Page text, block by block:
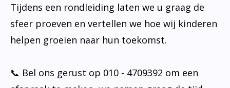
Tijdens een rondleiding laten we u graag de
sfeer proeven en vertellen we hoe wij kinderen
helpen groeien naar hun toekomst.
📞 Bel ons gerust op 010 - 4709392 om een